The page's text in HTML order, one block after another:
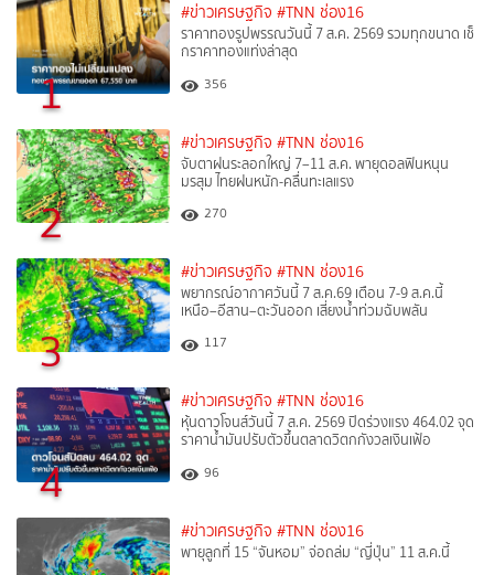
1
#ข่าวเศรษฐกิจ #TNN ช่อง16
ราคาทองรูปพรรณวันนี้ 7 ส.ค. 2569 รวมทุกขนาด เช็
กราคาทองแท่งล่าสุด
356
2
#ข่าวเศรษฐกิจ #TNN ช่อง16
จับตาฝนระลอกใหญ่ 7–11 ส.ค. พายุดอลฟินหนุน
มรสุม ไทยฝนหนัก-คลื่นทะเลแรง
270
3
#ข่าวเศรษฐกิจ #TNN ช่อง16
พยากรณ์อากาศวันนี้ 7 ส.ค.69 เตือน 7-9 ส.ค.นี้
เหนือ–อีสาน–ตะวันออก เสี่ยงน้ำท่วมฉับพลัน
117
4
#ข่าวเศรษฐกิจ #TNN ช่อง16
หุ้นดาวโจนส์วันนี้ 7 ส.ค. 2569 ปิดร่วงแรง 464.02 จุด
ราคาน้ำมันปรับตัวขึ้นตลาดวิตกกังวลเงินเฟ้อ
96
#ข่าวเศรษฐกิจ #TNN ช่อง16
พายุลูกที่ 15 “จันหอม” จ่อถล่ม “ญี่ปุ่น” 11 ส.ค.นี้